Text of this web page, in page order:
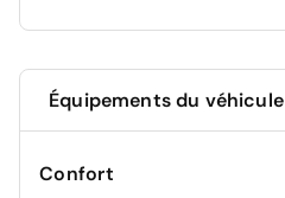
Équipements du véhicule
Confort